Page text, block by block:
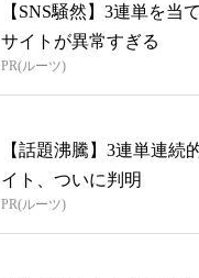
【SNS騒然】3連単を当
サイトが異常すぎる
PR(ルーツ)
【話題沸騰】3連単連続
イト、ついに判明
PR(ルーツ)